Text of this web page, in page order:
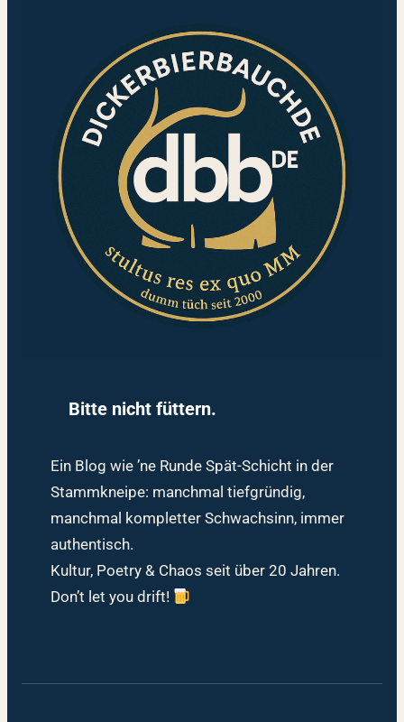
Bitte nicht füttern.
Ein Blog wie ’ne Runde Spät-Schicht in der
Stammkneipe: manchmal tiefgründig,
manchmal kompletter Schwachsinn, immer
authentisch.
Kultur, Poetry & Chaos seit über 20 Jahren.
Don’t let you drift!